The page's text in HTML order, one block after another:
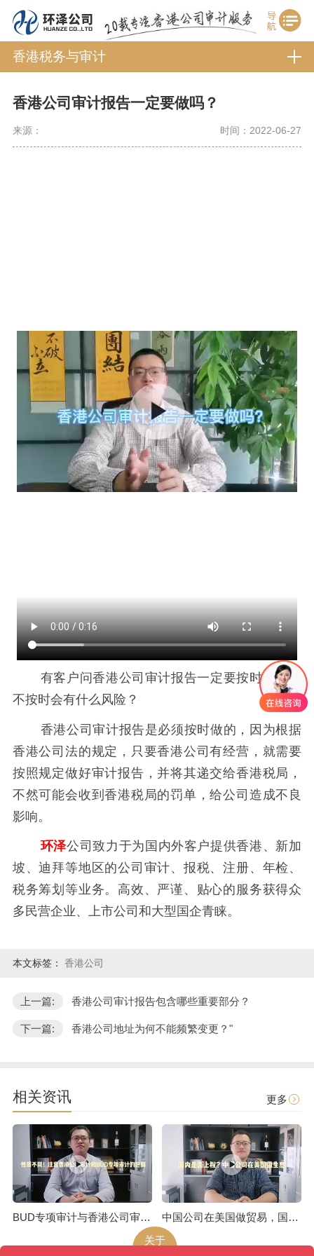
香港税务与审计
香港公司审计报告一定要做吗？
来源： 时间：2022-06-27
有客户问香港公司审计报告一定要按时做吗，
不按时会有什么风险？
香港公司审计报告是必须按时做的，因为根据
香港公司法的规定，只要香港公司有经营，就需要
按照规定做好审计报告，并将其递交给香港税局，
不然可能会收到香港税局的罚单，给公司造成不良
影响。
环泽公司致力于为国内外客户提供香港、新加
坡、迪拜等地区的公司审计、报税、注册、年检、
税务筹划等业务。高效、严谨、贴心的服务获得众
多民营企业、上市公司和大型国企青睐。
本文标签： 香港公司
上一篇: 香港公司审计报告包含哪些重要部分？
下一篇: 香港公司地址为何不能频繁变更？"
相关资讯 更多
BUD专项审计与香港公司审计是不一样的
中国公司在美国做贸易，国内是否上税呢
关于